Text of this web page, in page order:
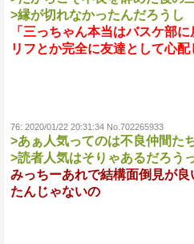
>縁が切れなかったんだろうし
「三っちゃん本当はバスケ部
リフとか完全に友達として心
76: 2020/01/22 20:31:34 No.702265933
>あぁ人気ってのは不良仲間た
>読者人気はそりゃあるだろう
みっちーあれで結構面倒見が
たんじゃないの